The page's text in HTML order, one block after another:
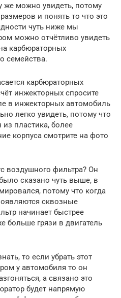
же можно увидеть, потому
и понять то что это
чуть ниже мы
можно отчётливо увидеть
карбюраторных
семейства.
карбюраторных
инжекторных спросите
в инжекторных автомобиль
легко увидеть, потому что
пластика, более
корпуса смотрите на фото
воздушного фильтра? Он
сказано чуть выше, в
потому что когда
сквозные
начинает быстрее
больше грязи в двигатель
то если убрать этот
у автомобиля то он
а связано это
будет напрямую